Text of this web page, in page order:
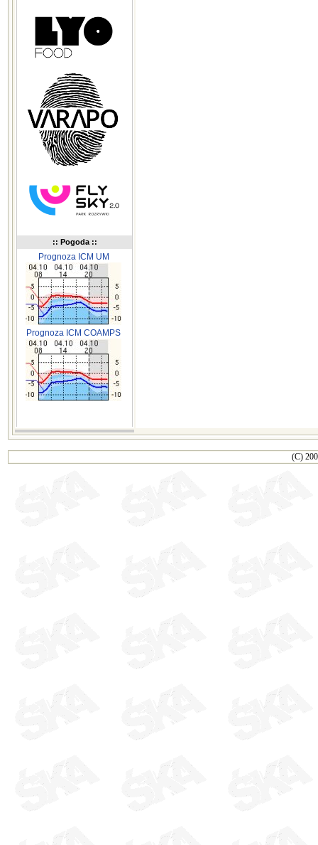
:: Pogoda ::
Prognoza ICM UM
Prognoza ICM COAMPS
(C)